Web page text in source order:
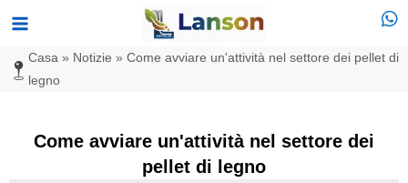
Vai
contenuto
Menu
principale
Casa » Notizie » Come avviare un'attività nel settore dei pellet di
legno
Come avviare un'attività nel settore dei
pellet di legno